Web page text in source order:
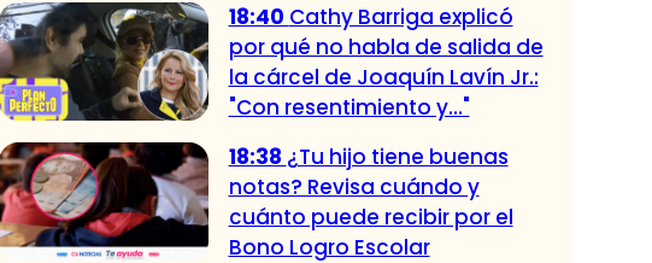
18:40 Cathy Barriga explicó
por qué no habla de salida de
la cárcel de Joaquín Lavín Jr.:
"Con resentimiento y…"
18:38 ¿Tu hijo tiene buenas
notas? Revisa cuándo y
cuánto puede recibir por el
Bono Logro Escolar